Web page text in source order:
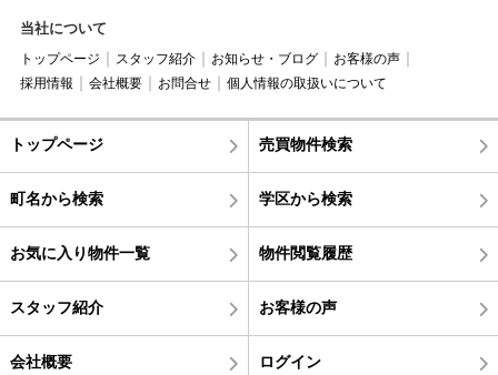
当社について
トップページ スタッフ紹介 お知らせ・ブログ
お客様の声
採用情報
会社概要 お問合せ 個人情報の取扱いについて
トップページ 売買物件検索
町名から検索 学区から検索
お気に入り物件一覧 物件閲覧履歴
スタッフ紹介 お客様の声
会社概要 ログイン